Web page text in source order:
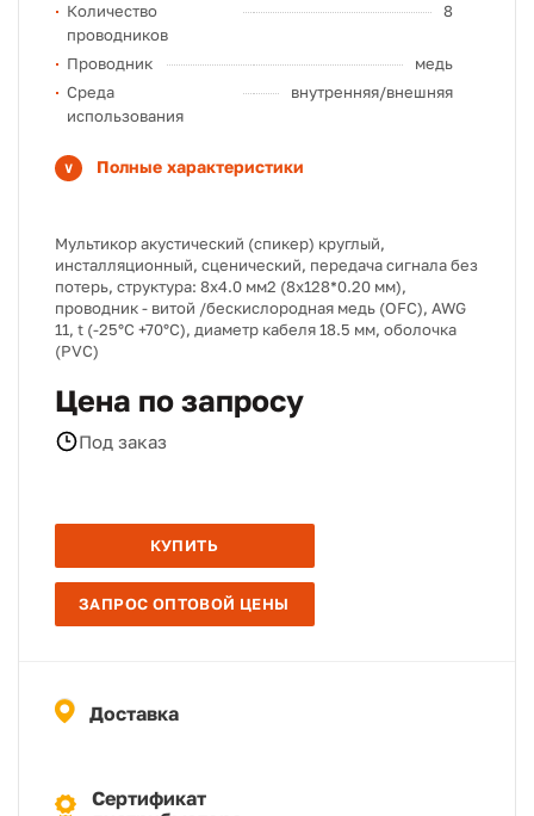
Количество
проводников
8
Проводник
медь
Среда
использования
внутренняя/внешняя
Полные характеристики
Мультикор акустический (спикер) круглый,
инсталляционный, сценический, передача сигнала без
потерь, структура: 8х4.0 мм2 (8х128*0.20 мм),
проводник - витой /бескислородная медь (OFC), AWG
11, t (-25°C +70°C), диаметр кабеля 18.5 мм, оболочка
(PVC)
Цена по запросу
Под заказ
КУПИТЬ
ЗАПРОС ОПТОВОЙ ЦЕНЫ
Доставка
Сертификат